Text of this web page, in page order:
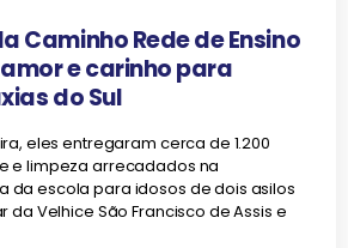
Caminho Rede de Ensino
e carinho para
do Sul
eles entregaram cerca de 1.200
e limpeza arrecadados na
da escola para idosos de dois asilos
da Velhice São Francisco de Assis e